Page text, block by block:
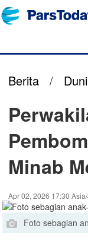
Berita /
Minab
Apr 02, 2026 17:30
Foto sebagian